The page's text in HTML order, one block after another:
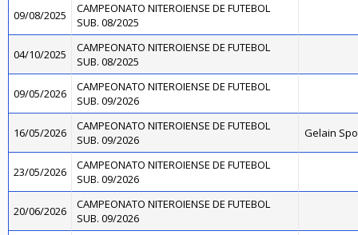
09/08/2025
CAMPEONATO NITEROIENSE DE FUTEBOL
SUB. 08/2025
04/10/2025
CAMPEONATO NITEROIENSE DE FUTEBOL
SUB. 08/2025
09/05/2026
CAMPEONATO NITEROIENSE DE FUTEBOL
SUB. 09/2026
16/05/2026
CAMPEONATO NITEROIENSE DE FUTEBOL
SUB. 09/2026
Gelain
23/05/2026
CAMPEONATO NITEROIENSE DE FUTEBOL
SUB. 09/2026
20/06/2026
CAMPEONATO NITEROIENSE DE FUTEBOL
SUB. 09/2026